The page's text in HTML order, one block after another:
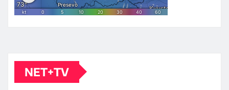
NET+TV